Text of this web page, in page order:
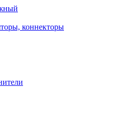
коннекторы